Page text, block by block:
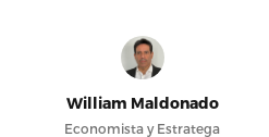
William Maldonado
Economista y Estratega